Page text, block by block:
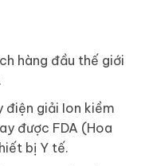
hàng đầu thế giới
điện giải Ion kiềm
được FDA (Hoa
bị Y tế.